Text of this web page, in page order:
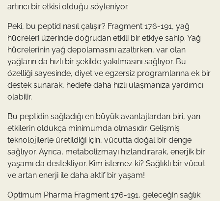
artırıcı bir etkisi olduğu söyleniyor.
Peki, bu peptid nasıl çalışır? Fragment 176-191, yağ
hücreleri üzerinde doğrudan etkili bir etkiye sahip. Yağ
hücrelerinin yağ depolamasını azaltırken, var olan
yağların da hızlı bir şekilde yakılmasını sağlıyor. Bu
özelliği sayesinde, diyet ve egzersiz programlarına ek bir
destek sunarak, hedefe daha hızlı ulaşmanıza yardımcı
olabilir.
Bu peptidin sağladığı en büyük avantajlardan biri, yan
etkilerin oldukça minimumda olmasıdır. Gelişmiş
teknolojilerle üretildiği için, vücutta doğal bir denge
sağlıyor. Ayrıca, metabolizmayı hızlandırarak, enerjik bir
yaşamı da destekliyor. Kim istemez ki? Sağlıklı bir vücut
ve artan enerji ile daha aktif bir yaşam!
Optimum Pharma Fragment 176-191, geleceğin sağlık